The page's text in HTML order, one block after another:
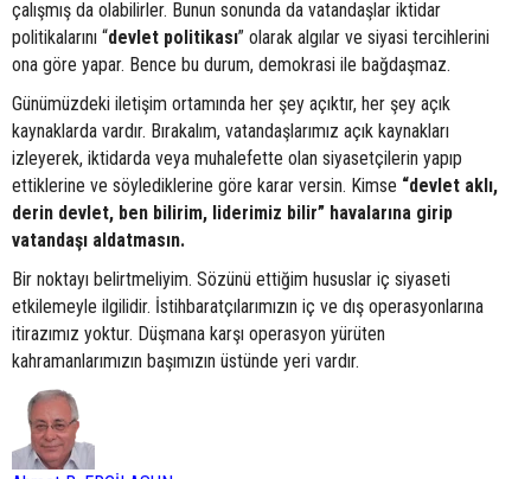
çalışmış da olabilirler. Bunun sonunda da vatandaşlar iktidar
politikalarını “devlet politikası” olarak algılar ve siyasi tercihlerini
ona göre yapar. Bence bu durum, demokrasi ile bağdaşmaz.
Günümüzdeki iletişim ortamında her şey açıktır, her şey açık
kaynaklarda vardır. Bırakalım, vatandaşlarımız açık kaynakları
izleyerek, iktidarda veya muhalefette olan siyasetçilerin yapıp
ettiklerine ve söylediklerine göre karar versin. Kimse “devlet aklı,
derin devlet, ben bilirim, liderimiz bilir” havalarına girip
vatandaşı aldatmasın.
Bir noktayı belirtmeliyim. Sözünü ettiğim hususlar iç siyaseti
etkilemeyle ilgilidir. İstihbaratçılarımızın iç ve dış operasyonlarına
itirazımız yoktur. Düşmana karşı operasyon yürüten
kahramanlarımızın başımızın üstünde yeri vardır.